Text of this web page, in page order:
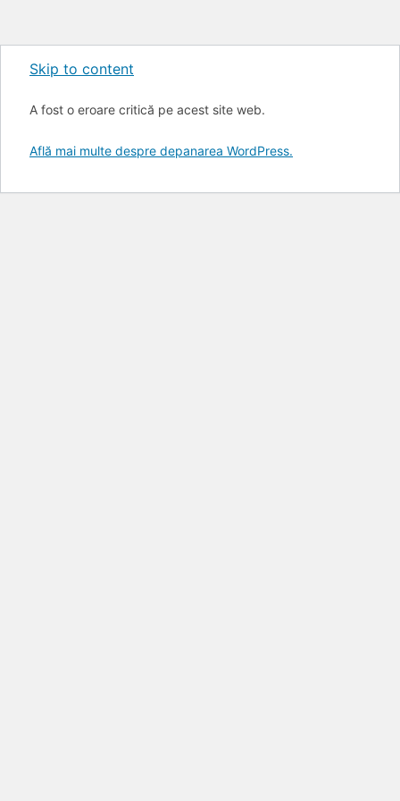
Skip to content
A fost o eroare critică pe acest site web.
Află mai multe despre depanarea WordPress.